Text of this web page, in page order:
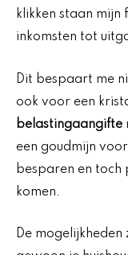
klikken staan mijn
inkomsten tot
Dit bespaart me
ook voor een
belastingaangifte
een goudmijn
besparen en toch
komen.
De mogelijkheden